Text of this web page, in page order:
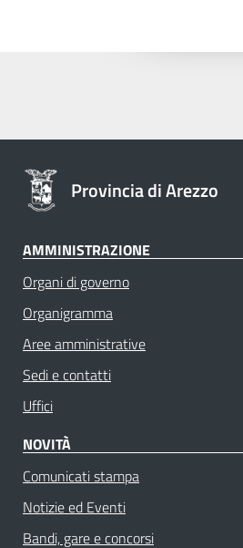
Provincia di Arezzo
AMMINISTRAZIONE
Organi di governo
Organigramma
Aree amministrative
Sedi e contatti
Uffici
NOVITÀ
Comunicati stampa
Notizie ed Eventi
Bandi, gare e concorsi